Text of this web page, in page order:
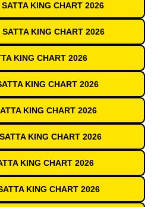
KING CHART 2026
KING CHART 2026
KING CHART 2026
KING CHART 2026
KING CHART 2026
KING CHART 2026
KING CHART 2026
KING CHART 2026